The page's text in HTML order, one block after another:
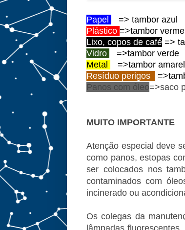
Papel
=> tambor azul
Plástico =>tambor
Lixo, copos de café =>
Vidro
=>tambor verde
Metal
=>tambor
Resíduo perigos
Panos com óleo=>saco
MUITO IMPORTANTE
Atenção especial deve
como panos, estopas
ser colocados nos
contaminados com
incinerado ou
Os colegas da